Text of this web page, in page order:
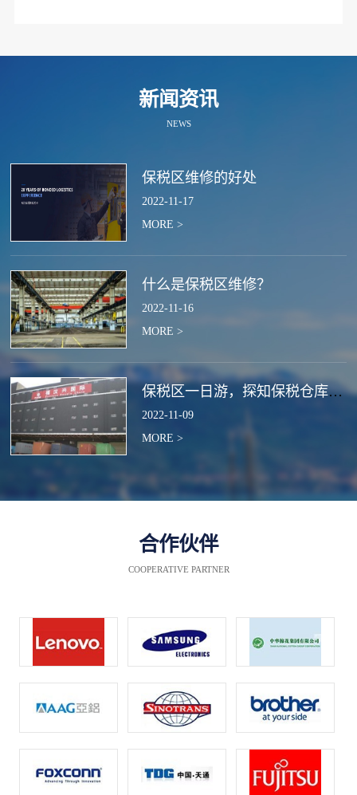
新闻资讯
NEWS
保税区维修的好处
2022-11-17
MORE >
什么是保税区维修？
2022-11-16
MORE >
保税区一日游，探知保税仓库的作用
2022-11-09
MORE >
合作伙伴
COOPERATIVE PARTNER